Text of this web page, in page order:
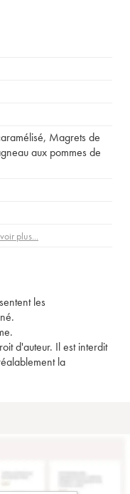
, Magrets de
aux pommes de
plus...
les
d'auteur. Il est interdit
la